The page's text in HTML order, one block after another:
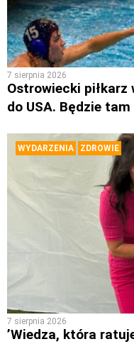
7 sierpnia 2026
Ostrowiecki
do USA. Będzie
WYDARZENIA ZDROWIE
7 sierpnia 2026
’Wiedza, która